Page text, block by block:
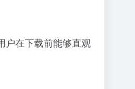
户在下载前能够直观